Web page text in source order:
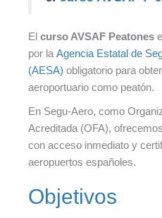
El curso AVSAF Peatones
por la Agencia Estatal de
(AESA) obligatorio para
aeroportuario como peatón.
En Segu-Aero, como
Acreditada (OFA),
con acceso inmediato y
aeropuertos españoles.
Objetivos